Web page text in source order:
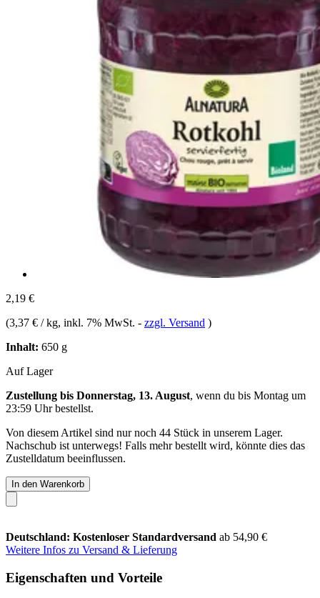
2,19 €
(3,37 € / kg, inkl. 7% MwSt. - zzgl. Versand )
Inhalt: 650 g
Auf Lager
Zustellung bis Donnerstag, 13. August, wenn du bis Montag um
23:59 Uhrbestellst.
Von diesem Artikel sind nur noch 44 Stück in unserem Lager.
Nachschub ist unterwegs! Falls mehr bestellt wird, könnte dies das
Zustelldatum beeinflussen.
In den Warenkorb
Deutschland: Kostenloser Standardversand ab 54,90 €
Weitere Infos zu Versand & Lieferung
Eigenschaften und Vorteile